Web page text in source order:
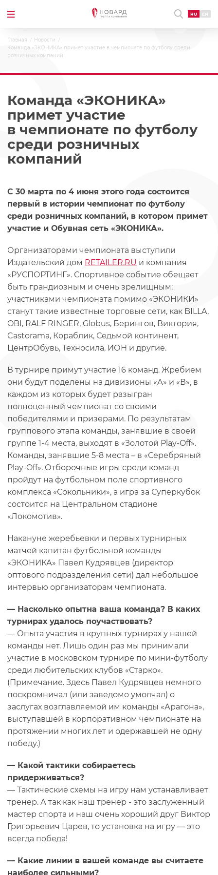
RU EN
Главная
Новости
Команда «ЭКОНИКА» примет участие в чемпионате по футболу среди
розничных компаний
Команда «ЭКОНИКА»
примет участие
в чемпионате по футболу
среди розничных
компаний
C 30 марта по 4 июня этого года состоится
первый в истории чемпионат по футболу
среди розничных компаний, в котором примет
участие и Обувная сеть «ЭКОНИКА».
Организаторами чемпионата выступили
Издательский дом RETAILER.RU и компания
«РУСПОРТИНГ». Спортивное событие обещает
быть грандиозным и очень зрелищным:
участниками чемпионата помимо «ЭКОНИКИ»
станут такие известные торговые сети, как BILLA,
OBI, RALF RINGER, Globus, Берингов, Виктория,
Castorama, Кораблик, Седьмой континент,
ЦентрОбувь, Техносила, ИОН и другие.
В турнире примут участие 16 команд. Жребием
они будут поделены на дивизионы «А» и «В», в
каждом из которых будет разыгран
полноценный чемпионат со своими
победителями и призерами. По результатам
группового этапа команды, занявшие в своей
группе 1-4 места, выходят в «Золотой Play-Off».
Команды, занявшие 5-8 места – в «Серебряный
Play-Off». Отборочные игры среди команд
пройдут на футбольном поле спортивного
комплекса «Сокольники», а игра за Суперкубок
состоится на Центральном стадионе
«Локомотив».
Накануне жеребьевки и первых турнирных
матчей капитан футбольной команды
«ЭКОНИКА» Павел Кудрявцев (директор
оптового подразделения сети) дал небольшое
интервью организаторам чемпионата.
— Насколько опытна ваша команда? В каких
турнирах удалось поучаствовать?
— Опыта участия в крупных турнирах у нашей
команды нет. Лишь один раз мы принимали
участие в московском турнире по мини-футболу
среди любительских клубов «Старко».
(Примечание. Здесь Павел Кудрявцев немного
поскромничал (или заведомо умолчал) о
заслугах возглавляемой им команды «Арагона»,
выступавшей в корпоративном чемпионате на
протяжении многих лет и одержавшей не одну
победу.)
— Какой тактики собираетесь
придерживаться?
— Тактические схемы на игру нам устанавливает
тренер. А так как наш тренер - это заслуженный
мастер спорта и наш очень хороший друг Виктор
Григорьевич Царев, то установка на игру — это
всегда победа!
— Какие линии в вашей команде вы считаете
наиболее сильными?